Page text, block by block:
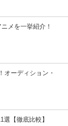
メを一挙紹介！
オーディション・
【徹底比較】